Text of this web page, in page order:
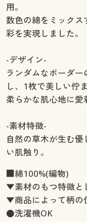
用。
数色の綿をミック
彩を実現しました。
-デザイン-
ランダムなボーダ
し、1枚で美しい佇
柔らかな肌心地に愛
-素材特徴-
自然の草木が生む
い肌触り。
■綿100%(編物)
▼素材のもつ特徴と
▼商品によって柄の
●洗濯機OK